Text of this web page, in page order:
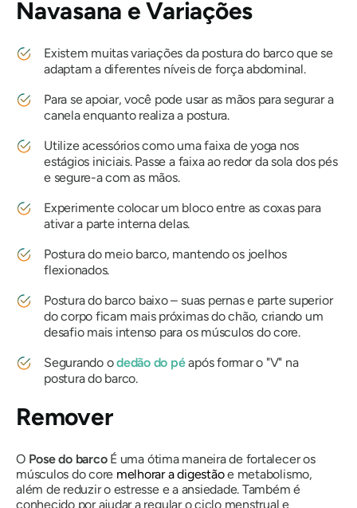
Navasana e Variações
Existem muitas variações da postura do barco que se
adaptam a diferentes níveis de força abdominal.
Para se apoiar, você pode usar as mãos para segurar a
canela enquanto realiza a postura.
Utilize acessórios como uma faixa de yoga nos
estágios iniciais. Passe a faixa ao redor da sola dos pés
e segure-a com as mãos.
Experimente colocar um bloco entre as coxas para
ativar a parte interna delas.
Postura do meio barco, mantendo os joelhos
flexionados.
Postura do barco baixo – suas pernas e parte superior
do corpo ficam mais próximas do chão, criando um
desafio mais intenso para os músculos do core.
Segurando odedão do péapós formar o "V" na
postura do barco.
Remover
O Pose do barcoÉ uma ótima maneira de fortalecer os
músculos do core melhorar a digestãoe metabolismo,
além de reduzir o estresse e a ansiedade. Também é
conhecido por ajudar a regular o ciclo menstrual e